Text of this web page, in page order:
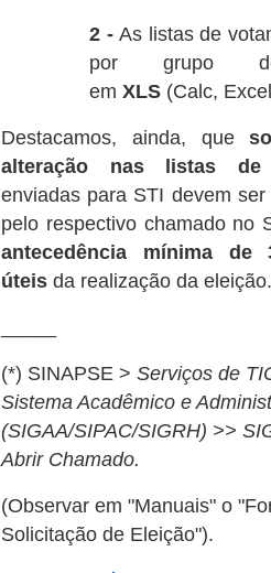
2 - As listas de
por grupo
em XLS (Calc,
Destacamos, ainda, que
alteração nas listas de
enviadas para STI devem
pelo respectivo chamado no
antecedência mínima
úteis da realização da eleição.
(*) SINAPSE > Serviços de
Sistema Acadêmico e
(SIGAA/SIPAC/SIGRH) >>
Abrir Chamado.
(Observar em "Manuais" o
Solicitação de Eleição").